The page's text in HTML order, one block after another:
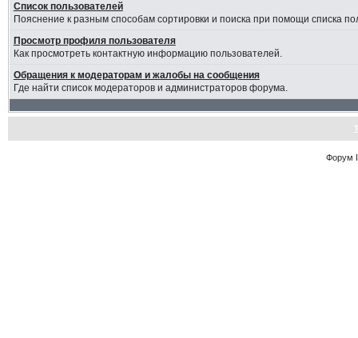
Список пользователей
Пояснение к разным способам сортировки и поиска при помощи списка
Просмотр профиля пользователя
Как просмотреть контактную информацию пользователей.
Обращения к модераторам и жалобы на сообщения
Где найти список модераторов и администраторов форума.
Форум